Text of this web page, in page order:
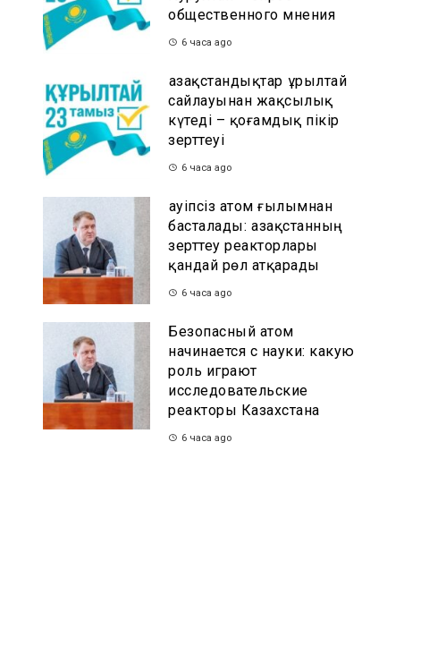
общественного мнения
6 часа ago
Қазақстандықтар Құрылтай
сайлауынан жақсылық
күтеді – қоғамдық пікір
зерттеуі
6 часа ago
Қауіпсіз атом ғылымнан
басталады: Қазақстанның
зерттеу реакторлары
қандай рөл атқарады
6 часа ago
Безопасный атом
начинается с науки: какую
роль играют
исследовательские
реакторы Казахстана
6 часа ago